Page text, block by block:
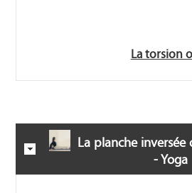
La torsion
La planche
- Yoga